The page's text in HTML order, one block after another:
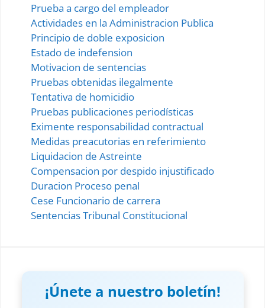
Prueba a cargo del empleador
Actividades en la Administracion Publica
Principio de doble exposicion
Estado de indefension
Motivacion de sentencias
Pruebas obtenidas ilegalmente
Tentativa de homicidio
Pruebas publicaciones periodísticas
Eximente responsabilidad contractual
Medidas preacutorias en referimiento
Liquidacion de Astreinte
Compensacion por despido injustificado
Duracion Proceso penal
Cese Funcionario de carrera
Sentencias Tribunal Constitucional
¡Únete a nuestro boletín!